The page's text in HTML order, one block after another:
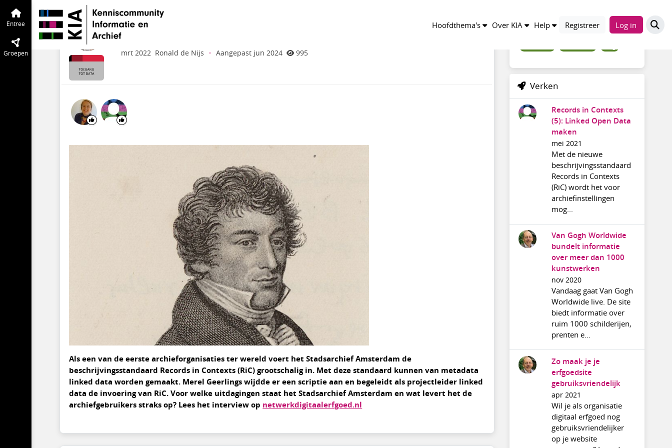
Hoofdthema's Over KIA Help Registreer Log in
Entree
Groepen
Toegang tot Data Entree
Stadsarchief Amsterdam voert Records in Contexts in om van
metadata linked data te maken
mrt 2022 Ronald de Nijs · Aangepast jun 2024 995
Als een van de eerste archieforganisaties ter wereld voert het Stadsarchief Amsterdam de
beschrijvingsstandaard Records in Contexts (RiC) grootschalig in. Met deze standaard kunnen van metadata
linked data worden gemaakt. Merel Geerlings wijdde er een scriptie aan en begeleidt als projectleider linked
data de invoering van RiC. Voor welke uitdagingen staat het Stadsarchief Amsterdam en wat levert het de
archiefgebruikers straks op? Lees het interview op netwerkdigitaalerfgoed.nl
Verken
Records in Contexts
(5): Linked Open Data
maken
mei 2021
Met de nieuwe
beschrijvingsstandaard
Records in Contexts
(RiC) wordt het voor
archiefinstellingen
mog...
Van Gogh Worldwide
bundelt informatie
over meer dan 1000
kunstwerken
nov 2020
Vandaag gaat Van Gogh
Worldwide live. De site
biedt informatie over
ruim 1000 schilderijen,
prenten e...
Zo maak je je
erfgoedsite
gebruiksvriendelijk
apr 2021
Wil je als organisatie
digitaal erfgoed nog
gebruiksvriendelijker
op je website